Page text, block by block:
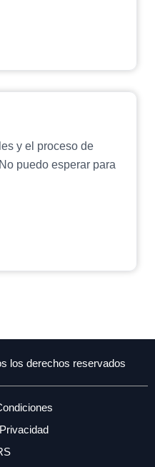
y el proceso de
puedo esperar para
los derechos reservados